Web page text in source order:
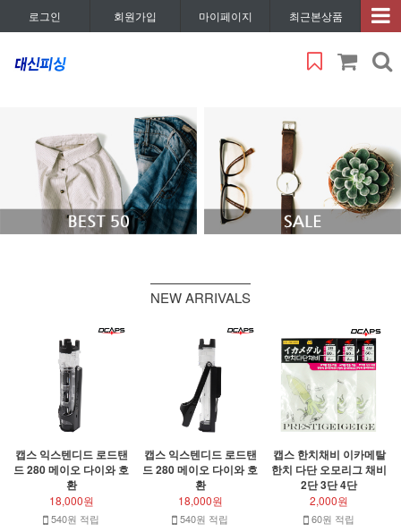
로그인 회원가입 마이페이지 최근본상품
NEW ARRIVALS
캡스 익스텐디드 로드탠
드 280 메이오 다이와 호
환
18,000원
540원 적립
캡스 익스텐디드 로드탠
드 280 메이오 다이와 호
환
18,000원
540원 적립
캡스 한치채비 이카메탈
한치 다단 오모리그 채비
2단 3단 4단
2,000원
60원 적립